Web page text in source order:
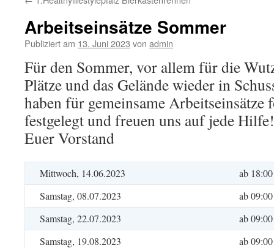
Arbeitseinsätze Sommer
Publiziert am 13. Juni 2023 von admin
Für den Sommer, vor allem für die
Plätze und das Gelände wieder in
haben für gemeinsame Arbeitseinsätze
festgelegt und freuen uns auf jede Hilfe!
Euer Vorstand
Mittwoch, 14.06.2023
ab
Samstag, 08.07.2023
ab
Samstag, 22.07.2023
ab
Samstag, 19.08.2023
ab